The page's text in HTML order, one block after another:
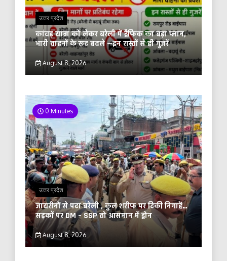
उत्तर प्रदेश
कांवड़ यात्रा को लेकर बरेली में ट्रैफिक का बड़ा प्लान,
भारी वाहनों के रूट बदले —इन रास्तों से ही गुजरें
August 8, 2026
0 Minutes
उत्तर प्रदेश
जायरीनों से पटा बरेली , कुल शरीफ पर टिकी निगाहें…
सड़कों पर DM – SSP तो आसमान में ड्रोन
August 8, 2026